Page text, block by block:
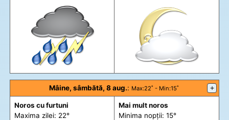
Mâine, sâmbătă, 8 aug.: Max:22˚ - Min:15˚ +
Noros cu furtuni
Maxima zilei: 22°
Mai mult noros
Minima nopții: 15°